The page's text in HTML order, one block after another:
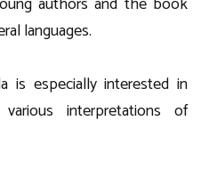
languages.
is especially interested in
interpretations of